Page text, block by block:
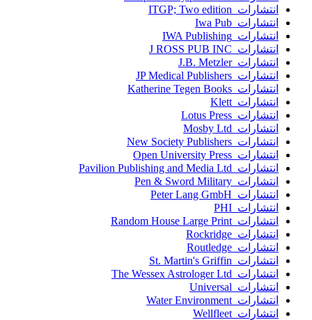
انتشارات ITGP; Two edition
انتشارات Iwa Pub
انتشارات IWA Publishing
انتشارات J ROSS PUB INC
انتشارات J.B. Metzler
انتشارات JP Medical Publishers
انتشارات Katherine Tegen Books
انتشارات Klett
انتشارات Lotus Press
انتشارات Mosby Ltd
انتشارات New Society Publishers
انتشارات Open University Press
انتشارات Pavilion Publishing and Media Ltd
انتشارات Pen & Sword Military
انتشارات Peter Lang GmbH
انتشارات PHI
انتشارات Random House Large Print
انتشارات Rockridge
انتشارات Routledge
انتشارات St. Martin's Griffin
انتشارات The Wessex Astrologer Ltd
انتشارات Universal
انتشارات Water Environment
انتشارات Wellfleet